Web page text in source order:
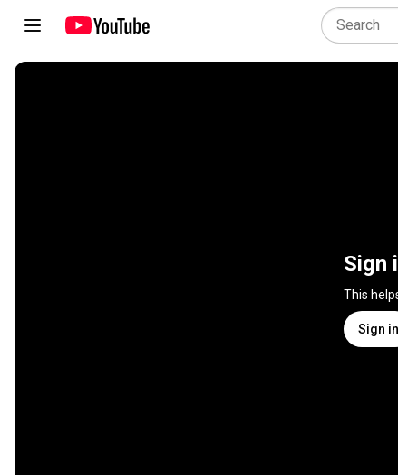
Sign
This
Sign in